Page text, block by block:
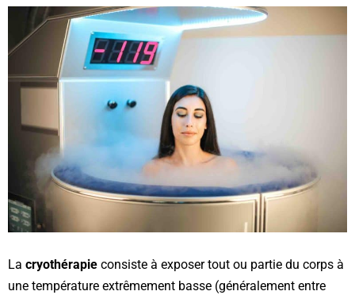
La cryothérapie consiste à exposer tout ou partie du corps à
une température extrêmement basse (généralement entre